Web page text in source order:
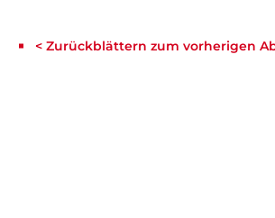
< Zurückblättern zum vorherigen
HERMANN